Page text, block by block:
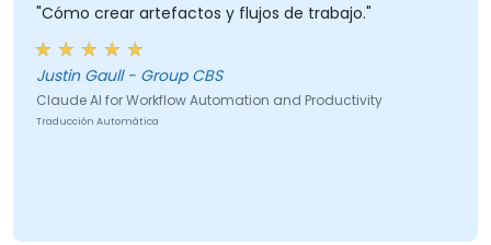
"Cómo crear artefactos y flujos de trabajo."
Justin Gaull - Group CBS
Claude AI for Workflow Automation and Productivity
Traducción Automática